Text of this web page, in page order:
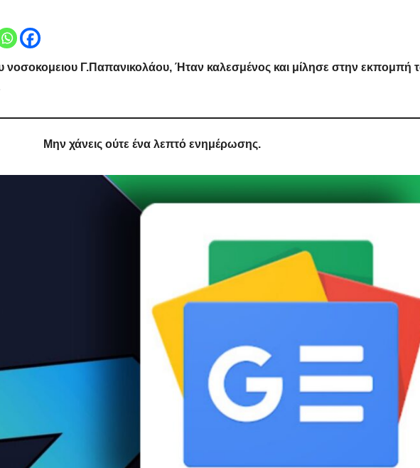
νοσοκομειου Γ.Παπανικολάου, Ήταν καλεσμένος και μίλησε στην εκπομπή
Μην χάνεις ούτε ένα λεπτό ενημέρωσης.